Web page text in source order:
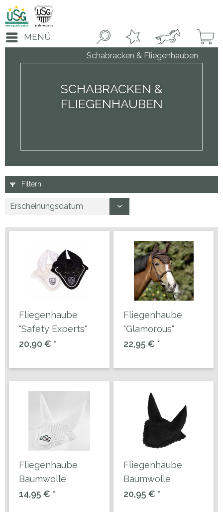
MENÜ
Schabracken & Fliegenhauben
SCHABRACKEN &
FLIEGENHAUBEN
Filtern
Fliegenhaube
"Safety Experts"
20,90 € *
Fliegenhaube
"Glamorous"
22,95 € *
Fliegenhaube
Baumwolle
14,95 € *
Fliegenhaube
Baumwolle
20,95 € *